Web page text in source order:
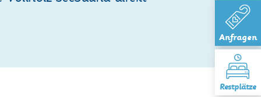
Anfragen
Restplätze